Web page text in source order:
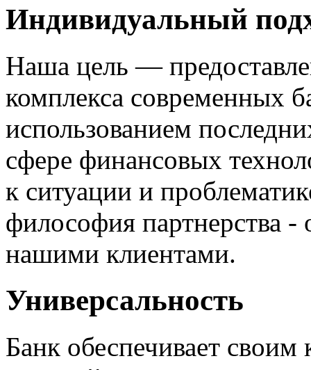
Индивидуальный
Наша цель —
комплекса современных
использованием
сфере финансовых
к ситуации и
философия партнерства -
нашими клиентами.
Универсальность
Банк обеспечивает